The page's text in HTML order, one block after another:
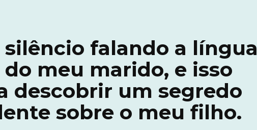
falando a língua
meu marido, e isso
descobrir um segredo
sobre o meu filho.